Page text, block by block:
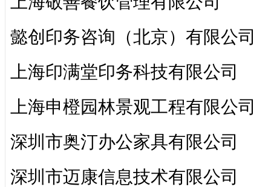
懿创印务咨询（北京）有限公司
上海印满堂印务科技有限公司
上海申橙园林景观工程有限公司
深圳市奥汀办公家具有限公司
深圳市迈康信息技术有限公司